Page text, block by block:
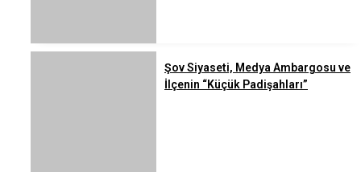
Şov Siyaseti, Medya Ambargosu ve
İlçenin “Küçük Padişahları”